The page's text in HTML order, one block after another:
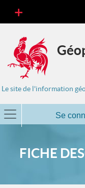
Le site de l'information
Se
FICHE